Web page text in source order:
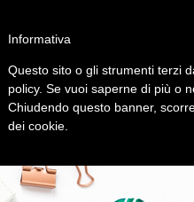
Informativa
Questo sito o gli strumenti terzi
policy. Se vuoi saperne di più o
Chiudendo questo banner,
dei cookie.